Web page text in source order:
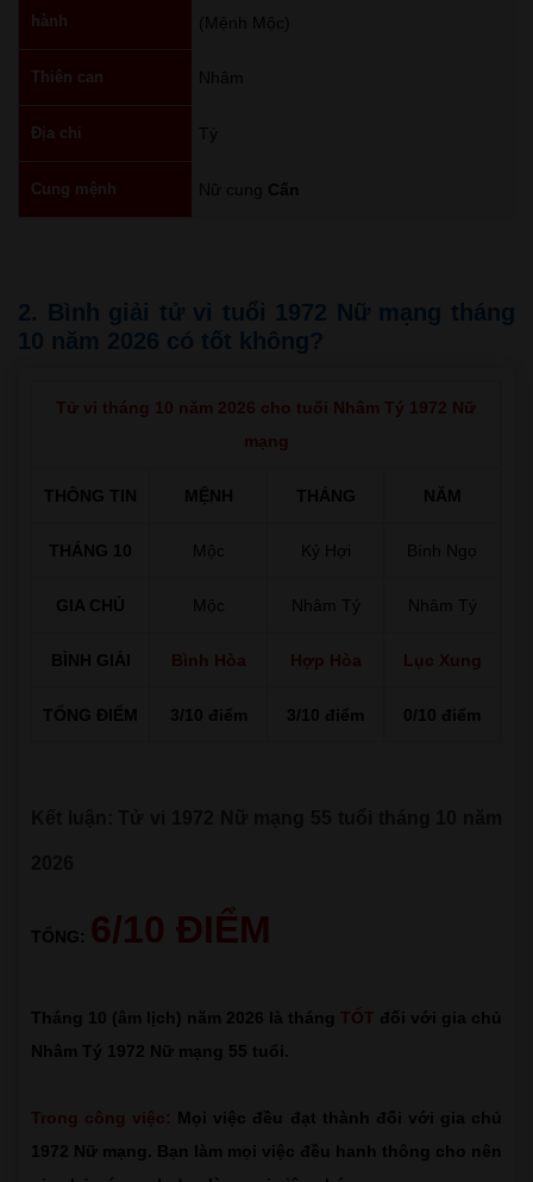
hành
(Mệnh Mộc)
Thiên can Nhâm
Địa chi Tý
Cung mệnh Nữ cung Cấn
2. Bình giải tử vi tuổi 1972 Nữ mạng tháng
10 năm 2026 có tốt không?
Tử vi tháng 10 năm 2026 cho tuổi Nhâm Tý 1972 Nữ
mạng
THÔNG TIN MỆNH THÁNG NĂM
THÁNG 10 Mộc Kỷ Hợi Bính Ngọ
GIA CHỦ Mộc Nhâm Tý Nhâm Tý
BÌNH GIẢI Bình Hòa Hợp Hòa Lục Xung
TỔNG ĐIỂM 3/10 điểm 3/10 điểm 0/10 điểm
TỔNG: 6/10 ĐIỂM
Tháng 10 (âm lịch) năm 2026 là tháng TỐT đối với gia chủ
Nhâm Tý 1972 Nữ mạng 55 tuổi.
Trong công việc: Mọi việc đều đạt thành đối với gia chủ
1972 Nữ mạng. Bạn làm mọi việc đều hanh thông cho nên